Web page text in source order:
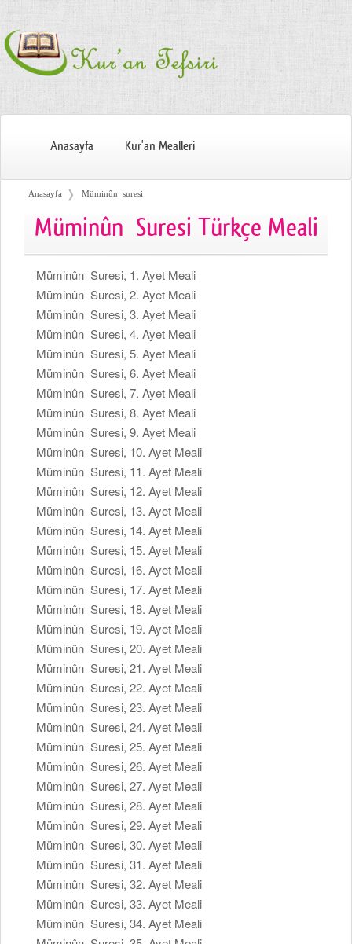
Anasayfa Kur'an Mealleri
Anasayfa ❭ Müminûn suresi
Müminûn Suresi Türkçe Meali
Müminûn Suresi, 1. Ayet Meali
Müminûn Suresi, 2. Ayet Meali
Müminûn Suresi, 3. Ayet Meali
Müminûn Suresi, 4. Ayet Meali
Müminûn Suresi, 5. Ayet Meali
Müminûn Suresi, 6. Ayet Meali
Müminûn Suresi, 7. Ayet Meali
Müminûn Suresi, 8. Ayet Meali
Müminûn Suresi, 9. Ayet Meali
Müminûn Suresi, 10. Ayet Meali
Müminûn Suresi, 11. Ayet Meali
Müminûn Suresi, 12. Ayet Meali
Müminûn Suresi, 13. Ayet Meali
Müminûn Suresi, 14. Ayet Meali
Müminûn Suresi, 15. Ayet Meali
Müminûn Suresi, 16. Ayet Meali
Müminûn Suresi, 17. Ayet Meali
Müminûn Suresi, 18. Ayet Meali
Müminûn Suresi, 19. Ayet Meali
Müminûn Suresi, 20. Ayet Meali
Müminûn Suresi, 21. Ayet Meali
Müminûn Suresi, 22. Ayet Meali
Müminûn Suresi, 23. Ayet Meali
Müminûn Suresi, 24. Ayet Meali
Müminûn Suresi, 25. Ayet Meali
Müminûn Suresi, 26. Ayet Meali
Müminûn Suresi, 27. Ayet Meali
Müminûn Suresi, 28. Ayet Meali
Müminûn Suresi, 29. Ayet Meali
Müminûn Suresi, 30. Ayet Meali
Müminûn Suresi, 31. Ayet Meali
Müminûn Suresi, 32. Ayet Meali
Müminûn Suresi, 33. Ayet Meali
Müminûn Suresi, 34. Ayet Meali